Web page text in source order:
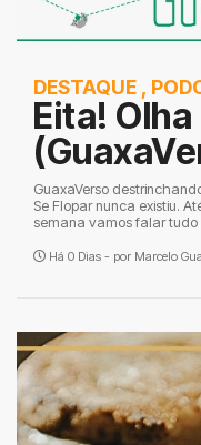
DESTAQUE ,
Eita!
GuaxaVerso
Se Flopar nunca existiu.
semana vamos falar tudo
Há 0 Dias - por Marcelo